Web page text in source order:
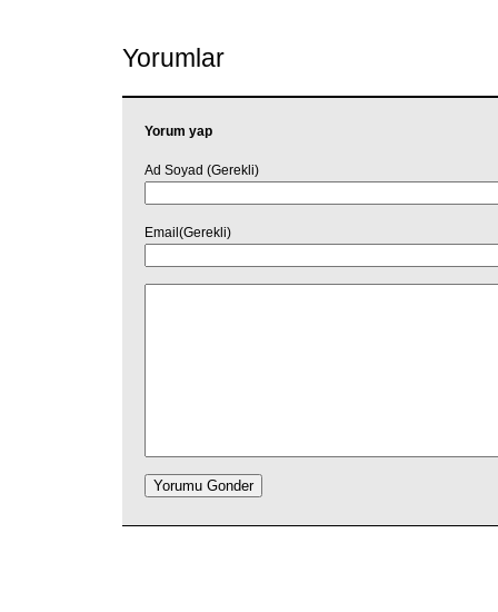
Yorumlar
Yorum yap
Ad Soyad (Gerekli)
Email(Gerekli)